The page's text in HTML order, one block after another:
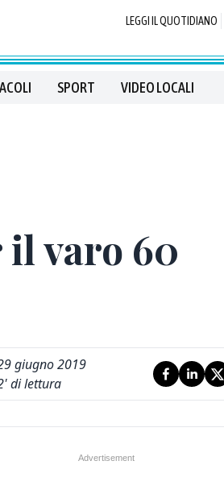
LEGGI IL QUOTIDIANO
SPORT VIDEO LOCALI
varo 60
giugno 2019
' di lettura